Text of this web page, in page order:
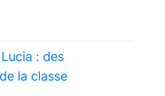
: des
la classe